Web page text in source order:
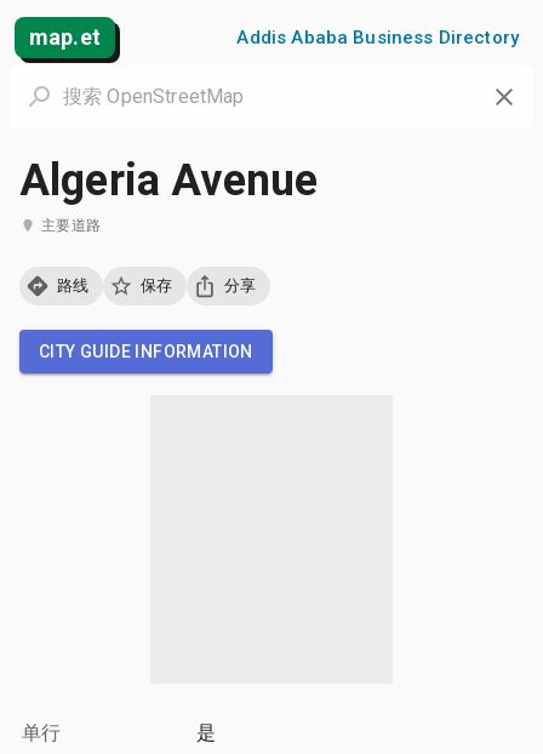
map.et Addis Ababa Business Directory
Algeria Avenue
主要道路
路线 保存 分享
CITY GUIDE INFORMATION
单行
是